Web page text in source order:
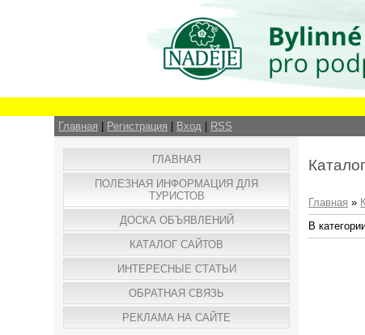
Главная
Регистрация Вход RSS
ГЛАВНАЯ
ПОЛЕЗНАЯ ИНФОРМАЦИЯ ДЛЯ
ТУРИСТОВ
ДОСКА ОБЪЯВЛЕНИЙ
КАТАЛОГ САЙТОВ
ИНТЕРЕСНЫЕ СТАТЬИ
ОБРАТНАЯ СВЯЗЬ
РЕКЛАМА НА САЙТЕ
Главная »
В